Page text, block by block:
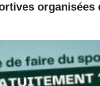
organisées